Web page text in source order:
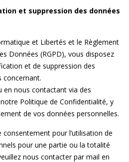
et suppression des données
et Libertés et le Règlement
Données (RGPD), vous disposez
et de suppression des
concernant.
en nous contactant via des
Politique de Confidentialité, y
de vos données personnelles.
pour l’utilisation de
pour une partie ou la totalité
nous contacter par mail en